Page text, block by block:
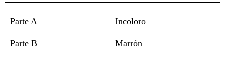
Parte A Incoloro
Parte B Marrón